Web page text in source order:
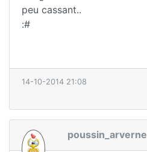
peu cassant..
:#
14-10-2014 21:08
poussin_arverne